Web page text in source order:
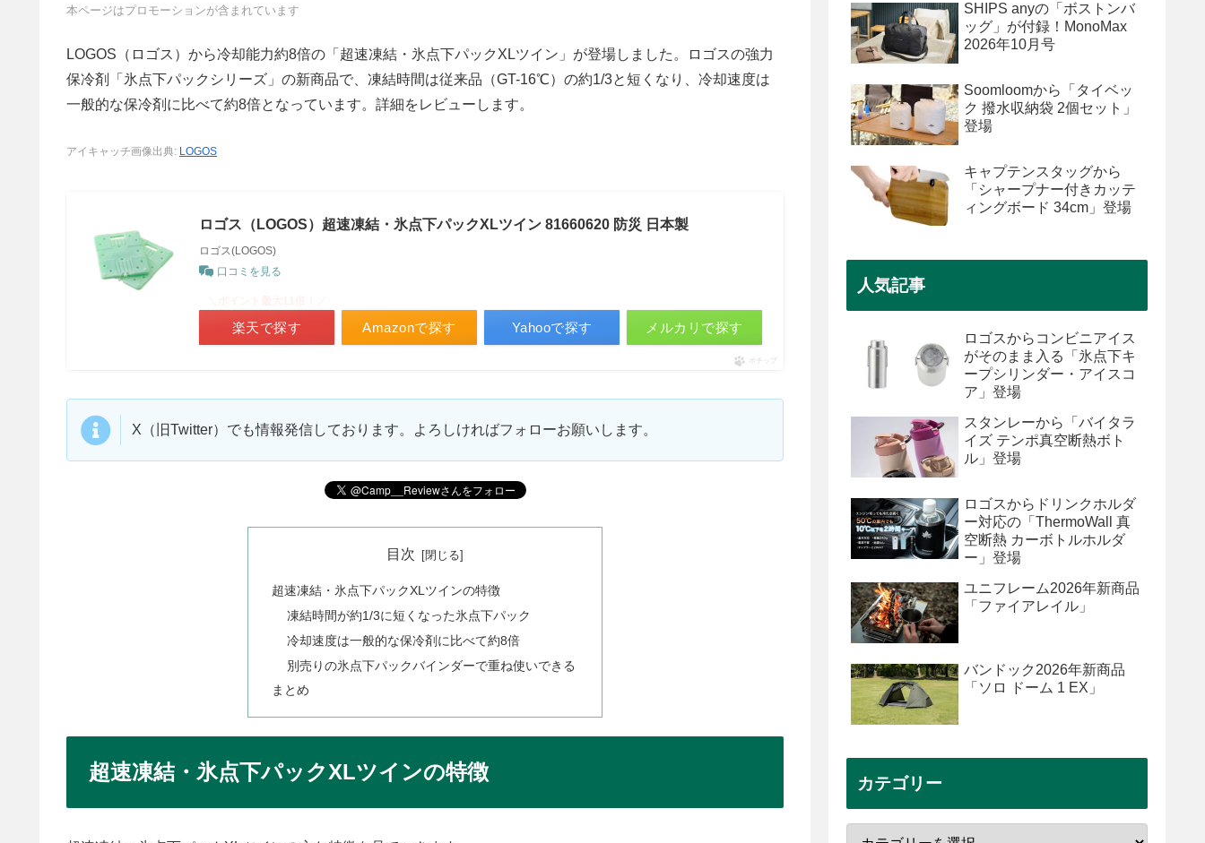
本ページはプロモーションが含まれています
LOGOS（ロゴス）から冷却能力約8倍の「超速凍結・氷点下パックXLツイン」が登場しました。ロゴスの強力
保冷剤「氷点下パックシリーズ」の新商品で、凍結時間は従来品（GT-16℃）の約1/3と短くなり、冷却速度は
一般的な保冷剤に比べて約8倍となっています。詳細をレビューします。
アイキャッチ画像出典: LOGOS
ロゴス（LOGOS）超速凍結・氷点下パックXLツイン 81660620 防災 日本製
ロゴス(LOGOS)
口コミを見る
Amazonで探す
楽天で探す Yahooで探す メルカリで探す
ポチップ
X（旧Twitter）でも情報発信しております。よろしければフォローお願いします。
目次
超速凍結・氷点下パックXLツインの特徴
凍結時間が約1/3に短くなった氷点下パック
冷却速度は一般的な保冷剤に比べて約8倍
別売りの氷点下パックバインダーで重ね使いできる
まとめ
超速凍結・氷点下パックXLツインの特徴
SHIPS anyの「ボストンバ
ッグ」が付録！MonoMax
2026年10月号
Soomloomから「タイベッ
ク 撥水収納袋 2個セット」
登場
キャプテンスタッグから
「シャープナー付きカッテ
ィングボード 34cm」登場
人気記事
ロゴスからコンビニアイス
がそのまま入る「氷点下キ
ープシリンダー・アイスコ
ア」登場
スタンレーから「バイタラ
イズ テンポ真空断熱ボト
ル」登場
ロゴスからドリンクホルダ
ー対応の「ThermoWall 真
空断熱 カーボトルホルダ
ー」登場
ユニフレーム2026年新商品
「ファイアレイル」
バンドック2026年新商品
「ソロ ドーム 1 EX」
カテゴリー